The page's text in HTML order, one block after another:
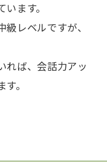
ます。
レベルですが、
れば、会話力アッ
。